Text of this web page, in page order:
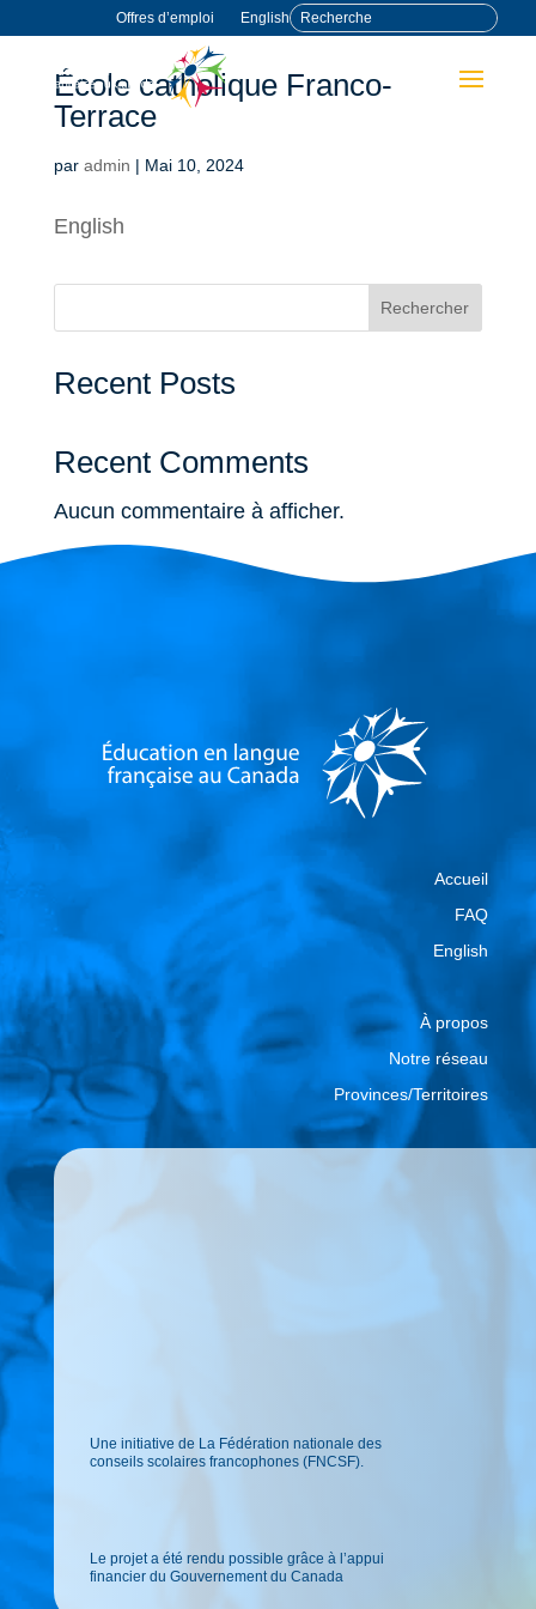
Offres d’emploi English
École catholique Franco-
Terrace
par admin | Mai 10, 2024
English
Rechercher
Recent Posts
Recent Comments
Aucun commentaire à afficher.
Accueil
FAQ
English
À propos
Notre réseau
Provinces/Territoires
Une initiative de La Fédération nationale des
conseils scolaires francophones (FNCSF).
Le projet a été rendu possible grâce à l’appui
financier du Gouvernement du Canada